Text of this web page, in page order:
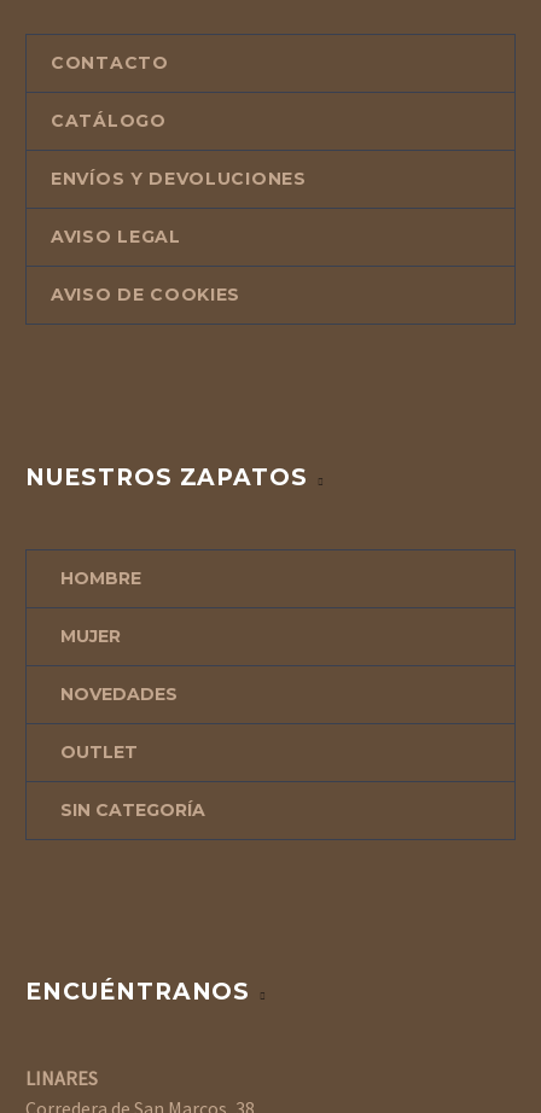
CONTACTO
CATÁLOGO
ENVÍOS Y DEVOLUCIONES
AVISO LEGAL
AVISO DE COOKIES
NUESTROS ZAPATOS
HOMBRE
MUJER
NOVEDADES
OUTLET
SIN CATEGORÍA
ENCUÉNTRANOS
LINARES